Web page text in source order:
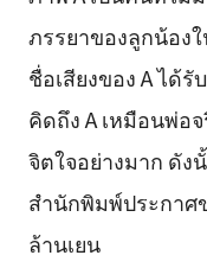
ภรรยาของลูกน้อง
ชื่อเสียงของ A ได้
คิดถึง A เหมือนพ่อ
จิตใจอย่างมาก ดัง
สำนักพิมพ์ประกาศ
ล้านเยน